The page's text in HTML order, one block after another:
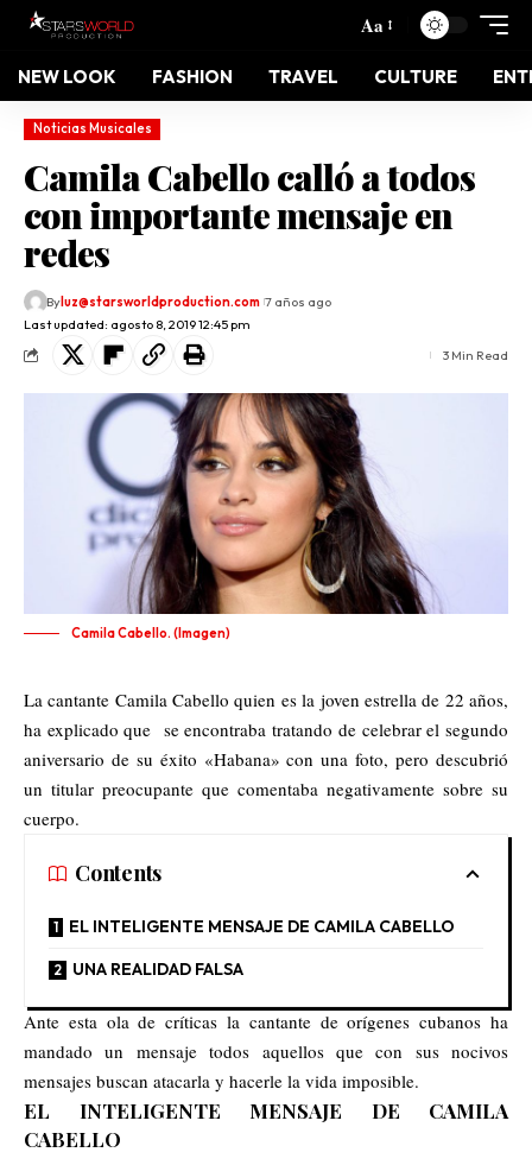
Aa
NEW LOOK FASHION TRAVEL CULTURE
Noticias Musicales
Camila Cabello calló a todos
con importante mensaje en
redes
Last updated: agosto 8, 2019 12:45 pm
Byluz@starsworldproduction.com 7 años ago
3 Min Read
Camila Cabello. (Imagen)
La cantante Camila Cabello quien es la joven estrella de 22 años,
ha explicado que se encontraba tratando de celebrar el segundo
aniversario de su éxito «Habana» con una foto, pero descubrió
un titular preocupante que comentaba negativamente sobre su
cuerpo.
Contents
EL INTELIGENTE MENSAJE DE CAMILA CABELLO
UNA REALIDAD FALSA
Ante esta ola de críticas la cantante de orígenes cubanos ha
mandado un mensaje todos aquellos que con sus nocivos
mensajes buscan atacarla y hacerle la vida imposible.
EL INTELIGENTE MENSAJE DE CAMILA
CABELLO